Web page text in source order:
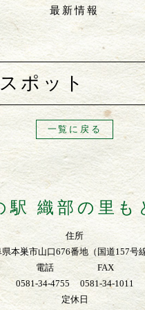
最新情報
ポット
一覧に戻る
駅 織部の里も
住所
本巣市山口676番地（国道157号
電話 FAX
0581-34-4755 0581-34-1011
定休日